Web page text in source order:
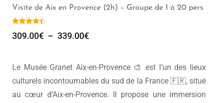
Visite de Aix en Provence (2h) – Groupe de 1 à 20 pers
309.00€ – 339.00€
Le Musée Granet Aix-en-Provence🎨 est l’un des lieux
culturels incontournables du sud de la France 🇫🇷, situé
au cœur d’Aix-en-Provence. Il propose une immersion